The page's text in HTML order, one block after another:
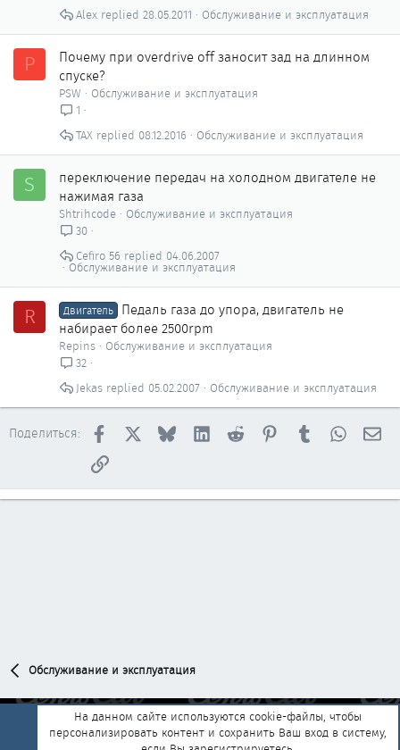
Обслуживание и эксплуатация
28.05.2011
Alex
P
Почему при overdrive off заносит зад на длинном
спуске?
PSW
Обслуживание и эксплуатация
1
Обслуживание и эксплуатация
08.12.2016
ТАХ
S
переключение передач на холодном двигателе не
нажимая газа
Shtrihcode
Обслуживание и эксплуатация
30
Обслуживание и эксплуатация
04.06.2007
Cefiro 56
R Двигатель Педаль газа до упора, двигатель не
набирает более 2500rpm
Repins
Обслуживание и эксплуатация
32
Обслуживание и эксплуатация
05.02.2007
Jekas
Поделиться: Facebook BlueskyLinkedInReddit PinterestTumblr
Ссылка
Обслуживание и эксплуатация
Обратная связь Условия и правила
На данном сайте используются cookie-файлы, чтобы
персонализировать контент и сохранить Ваш вход в систему,